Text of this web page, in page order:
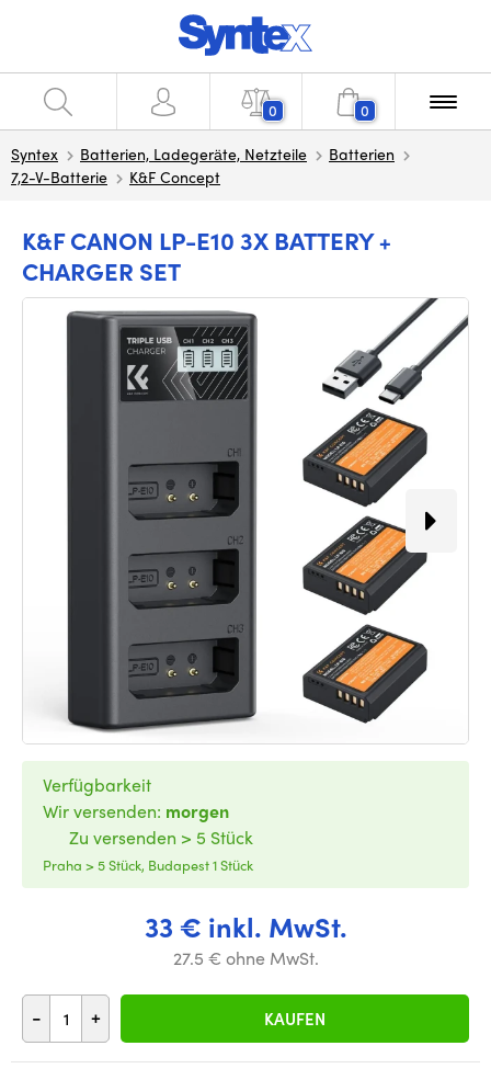
0 0
Syntex Batterien, Ladegeräte, Netzteile
Batterien
7,2-V-Batterie
K&F Concept
K&F CANON LP-E10 3X BATTERY +
CHARGER SET
33 € inkl. MwSt.
27.5 € ohne MwSt.
- + KAUFEN
Verfügbarkeit
Wir versenden: morgen
Zu versenden > 5 Stück
Praha > 5 Stück, Budapest 1 Stück